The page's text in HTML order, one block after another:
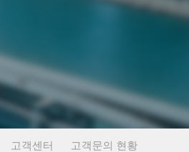
고객센터 고객문의 현황